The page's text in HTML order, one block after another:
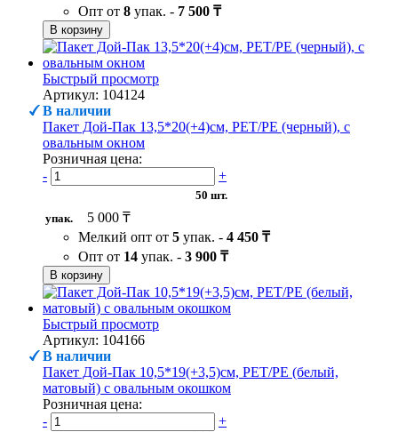
Опт от 8 упак. - 7 500 ₸
В корзину
Быстрый просмотр
Артикул: 104124
В наличии
Пакет Дой-Пак 13,5*20(+4)см, PET/PE (черный), с
овальным окном
Розничная цена:
-
+
50 шт.
упак.
5 000 ₸
Мелкий опт от 5 упак. - 4 450 ₸
Опт от 14 упак. - 3 900 ₸
В корзину
Быстрый просмотр
Артикул: 104166
В наличии
Пакет Дой-Пак 10,5*19(+3,5)см, PET/PE (белый,
матовый) с овальным окошком
Розничная цена:
-
+